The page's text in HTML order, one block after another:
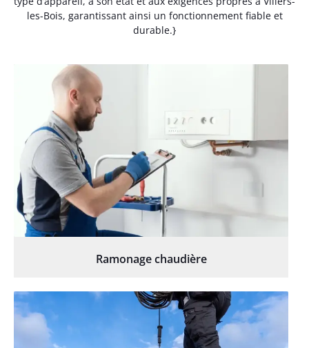
les-Bois, garantissant ainsi un fonctionnement fiable et
durable.}
Ramonage chaudière